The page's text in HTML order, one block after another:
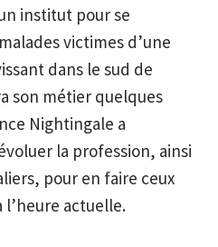
institut pour se
victimes d’une
dans le sud de
son métier quelques
Nightingale a
la profession, ainsi
pour en faire ceux
l’heure actuelle.